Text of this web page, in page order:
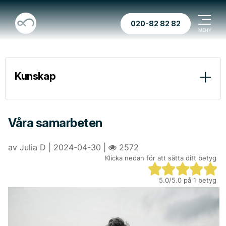
020-82 82 82
Kunskap
Blommornas betydelse vid begravning
Nu erbjuder Fenix livestreaming
Tomma begravningar ska bli ett minne blott
Dö så bra som möjligt
Våra samarbeten
av Julia D | 2024-04-30 | 2572
Klicka nedan för att sätta ditt betyg
5.0/5.0 på 1 betyg